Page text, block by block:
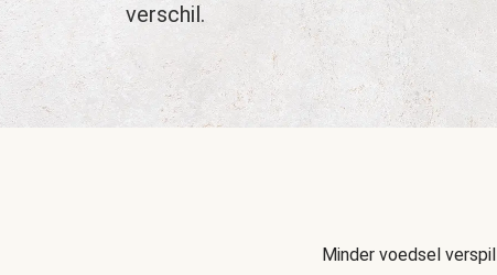
verschil.
Minder voedsel